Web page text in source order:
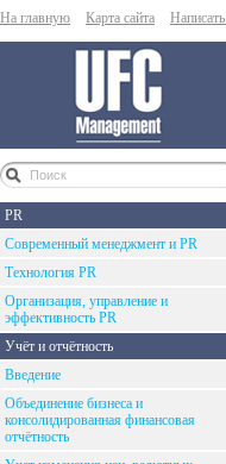
На главную Карта сайта
PR
Современный менеджмент и PR
Технология PR
Организация, управление и
эффективность PR
Учёт и отчётность
Введение
Объединение бизнеса и
консолидированная финансовая
отчётность